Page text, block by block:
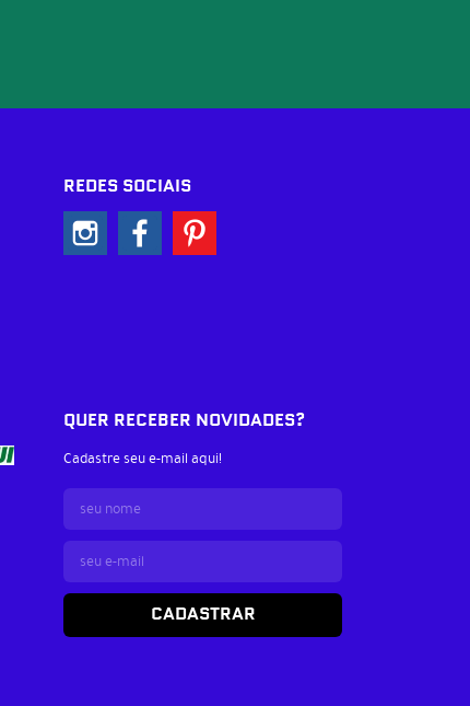
REDES SOCIAIS
QUER RECEBER NOVIDADES?
Cadastre seu e-mail aqui!
CADASTRAR